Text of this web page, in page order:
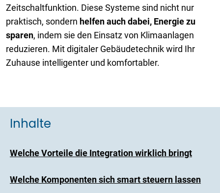
Zeitschaltfunktion. Diese Systeme sind nicht nur
praktisch, sondern helfen auch dabei, Energie zu
sparen, indem sie den Einsatz von Klimaanlagen
reduzieren. Mit digitaler Gebäudetechnik wird Ihr
Zuhause intelligenter und komfortabler.
Inhalte
Welche Vorteile die Integration wirklich bringt
Welche Komponenten sich smart steuern lassen